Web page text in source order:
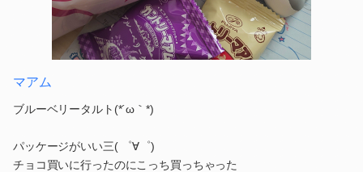
マアム
ブルーベリータルト(*´ω｀*)
パッケージがいい三( ゜∀゜)
チョコ買いに行ったのにこっち買っちゃった